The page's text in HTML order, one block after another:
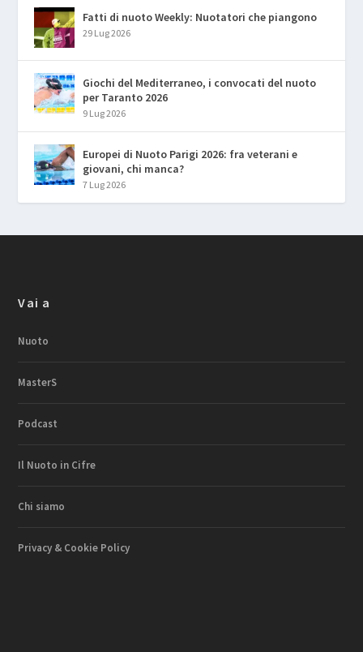
Fatti di nuoto Weekly: Nuotatori che piangono
29 Lug 2026
Giochi del Mediterraneo, i convocati del nuoto
per Taranto 2026
9 Lug 2026
Europei di Nuoto Parigi 2026: fra veterani e
giovani, chi manca?
7 Lug 2026
Vai a
Nuoto
MasterS
Podcast
Il Nuoto in Cifre
Chi siamo
Privacy & Cookie Policy